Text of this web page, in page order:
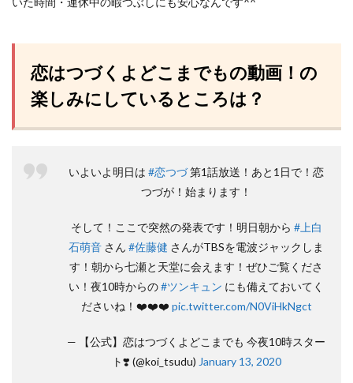
恋はつづくよどこまでもの動画！の
楽しみにしているところは？
いよいよ明日は #恋つづ第1話放送！あと1日で！恋
つづが！始まります！
そして！ここで突然の発表です！明日朝から #上白
石萌音 さん #佐藤健 さんがTBSを電波ジャックしま
す！朝から七瀬と天堂に会えます！ぜひご覧くださ
い！夜10時からの#ツンキュン にも備えておいてく
ださいね！❤️❤️❤️ pic.twitter.com/N0ViHkNgct
— 【公式】恋はつづくよどこまでも 今夜10時スター
ト❣️ (@koi_tsudu) January 13, 2020